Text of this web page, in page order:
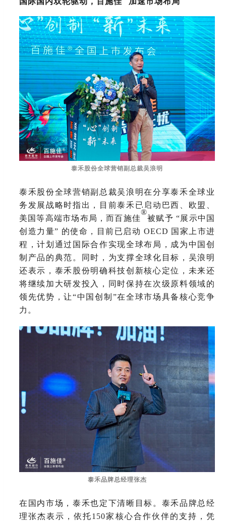
泰禾股份全球营销副总裁吴浪明
泰禾股份全球营销副总裁吴浪明在分享泰禾全球业
务发展战略时指出，目前泰禾已启动巴西、欧盟、
美国等高端市场布局，而百施佳
®
被赋予 “展示中国
创造力量” 的使命，目前已启动 OECD 国家上市进
程，计划通过国际合作实现全球布局，成为中国创
制产品的典范。同时，为支撑全球化目标，吴浪明
还表示，泰禾股份明确科技创新核心定位，未来还
将继续加大研发投入，同时保持在次级原料领域的
领先优势，让“中国创制”在全球市场具备核心竞争
力。
泰禾品牌总经理张杰
在国内市场，泰禾也定下清晰目标。泰禾品牌总经
理张杰表示，依托150家核心合作伙伴的支持，凭